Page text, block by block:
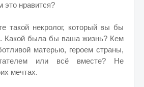
это нравится?
такой некролог, который вы бы
Какой была бы ваша жизнь? Кем
матерью, героем страны,
или всё вместе? Не
мечтах.